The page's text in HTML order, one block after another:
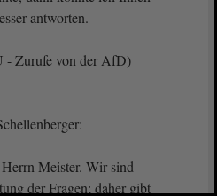
antworten.
- Zurufe von der AfD)
Meister. Wir sind
der Fragen; daher gibt